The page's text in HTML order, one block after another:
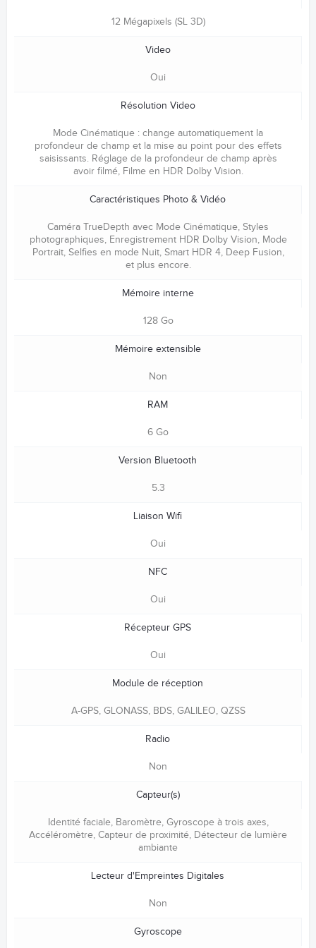
12 Mégapixels (SL 3D)
Video
Oui
Résolution Video
Mode Cinématique : change automatiquement la
profondeur de champ et la mise au point pour des effets
saisissants. Réglage de la profondeur de champ après
avoir filmé, Filme en HDR Dolby Vision.
Caractéristiques Photo & Vidéo
Caméra TrueDepth avec Mode Cinématique, Styles
photographiques, Enregistrement HDR Dolby Vision, Mode
Portrait, Selfies en mode Nuit, Smart HDR 4, Deep Fusion,
et plus encore.
Mémoire interne
128 Go
Mémoire extensible
Non
RAM
6 Go
Version Bluetooth
5.3
Liaison Wifi
Oui
NFC
Oui
Récepteur GPS
Oui
Module de réception
A-GPS, GLONASS, BDS, GALILEO, QZSS
Radio
Non
Capteur(s)
Identité faciale, Baromètre, Gyroscope à trois axes,
Accéléromètre, Capteur de proximité, Détecteur de lumière
ambiante
Lecteur d'Empreintes Digitales
Non
Gyroscope